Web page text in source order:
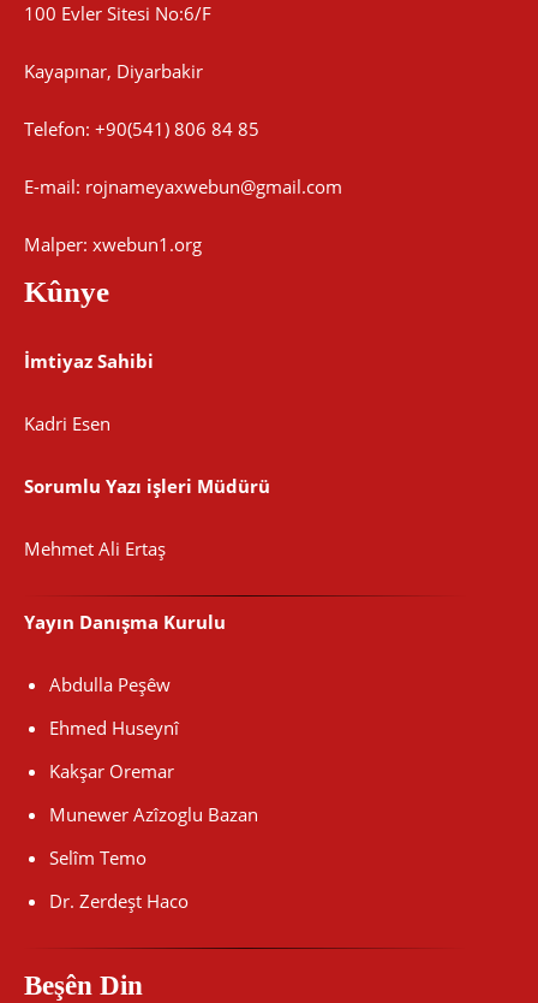
100 Evler Sitesi No:6/F
Kayapınar, Diyarbakir
Telefon: +90(541) 806 84 85
E-mail: rojnameyaxwebun@gmail.com
Malper: xwebun1.org
Kûnye
İmtiyaz Sahibi
Kadri Esen
Sorumlu Yazı işleri Müdürü
Mehmet Ali Ertaş
Yayın Danışma Kurulu
Abdulla Peşêw
Ehmed Huseynî
Kakşar Oremar
Munewer Azîzoglu Bazan
Selîm Temo
Dr. Zerdeşt Haco
Beşên Din